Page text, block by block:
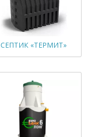
СЕПТИК «ТЕРМИТ»